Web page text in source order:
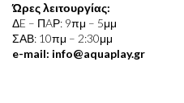
Ώρες λειτουργίας:
ΔE – ΠAΡ: 9πμ – 5μμ
ΣΑΒ: 10πμ – 2:30μμ
e-mail: info@aquaplay.gr